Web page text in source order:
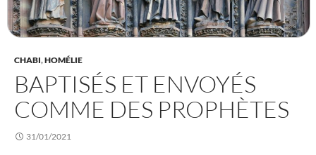
CHABI,HOMÉLIE
BAPTISÉS ET ENVOYÉS
COMME DES PROPHÈTES
31/01/2021